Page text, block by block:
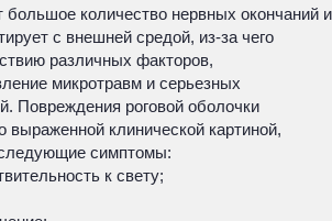
большое количество нервных окончаний и
с внешней средой, из-за чего
различных факторов,
микротравм и серьезных
Повреждения роговой оболочки
выраженной клинической картиной,
симптомы:
к свету;